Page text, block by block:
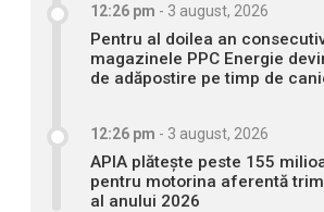
12:26 pm - 3 august, 2026
Pentru al doilea an
magazinele PPC Energie
de adăpostire pe timp de
12:26 pm - 3 august, 2026
APIA plătește peste 155
pentru motorina aferentă
al anului 2026